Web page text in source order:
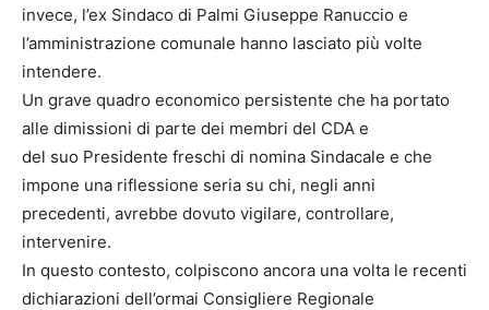
invece, l’ex Sindaco di Palmi Giuseppe Ranuccio e
l’amministrazione comunale hanno lasciato più volte
intendere.
Un grave quadro economico persistente che ha portato
alle dimissioni di parte dei membri del CDA e
del suo Presidente freschi di nomina Sindacale e che
impone una riflessione seria su chi, negli anni
precedenti, avrebbe dovuto vigilare, controllare,
intervenire.
In questo contesto, colpiscono ancora una volta le recenti
dichiarazioni dell’ormai Consigliere Regionale